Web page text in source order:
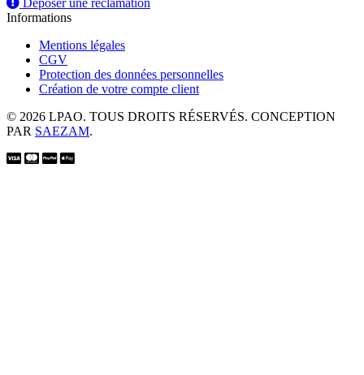
Déposer une réclamation
Informations
Mentions légales
CGV
Protection des données personnelles
Création de votre compte client
© 2026 LPAO. TOUS DROITS RÉSERVÉS. CONCEPTION
PAR SAEZAM.